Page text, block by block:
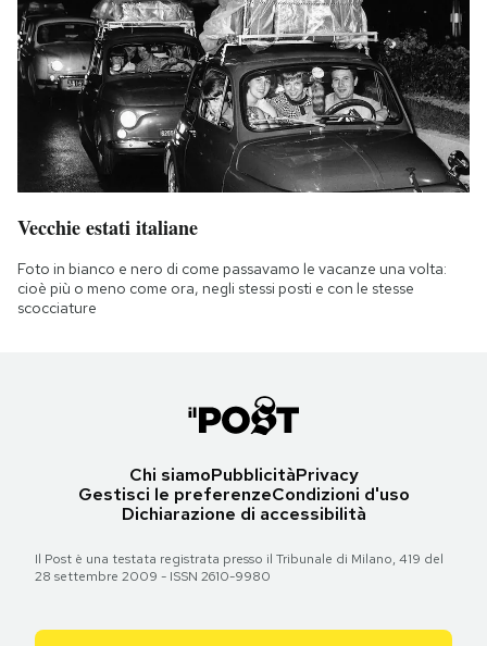
Vecchie estati italiane
Foto in bianco e nero di come passavamo le vacanze una volta:
cioè più o meno come ora, negli stessi posti e con le stesse
scocciature
Chi siamoPubblicitàPrivacy
Gestisci le preferenzeCondizioni d'uso
Dichiarazione di accessibilità
Il Post è una testata registrata presso il Tribunale di Milano, 419 del
28 settembre 2009 - ISSN 2610-9980